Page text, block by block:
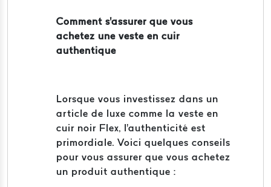
Comment s'assurer que vous
achetez une veste en cuir
authentique
Lorsque vous investissez dans un
article de luxe comme la veste en
cuir noir Flex, l'authenticité est
primordiale. Voici quelques conseils
pour vous assurer que vous achetez
un produit authentique :